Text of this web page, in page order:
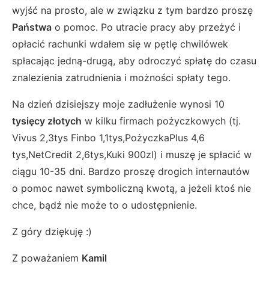
wyjść na prosto, ale w związku z tym bardzo proszę
Państwa o pomoc. Po utracie pracy aby przeżyć i
opłacić rachunki wdałem się w pętlę chwilówek
spłacając jedną-drugą, aby odroczyć spłatę do czasu
znalezienia zatrudnienia i możności spłaty tego.
Na dzień dzisiejszy moje zadłużenie wynosi 10
tysięcy złotych w kilku firmach pożyczkowych (tj.
Vivus 2,3tys Finbo 1,1tys,PożyczkaPlus 4,6
tys,NetCredit 2,6tys,Kuki 900zl) i muszę je spłacić w
ciągu 10-35 dni. Bardzo proszę drogich internautów
o pomoc nawet symboliczną kwotą, a jeżeli ktoś nie
chce, bądź nie może to o udostępnienie.
Z góry dziękuję :)
Z poważaniem Kamil